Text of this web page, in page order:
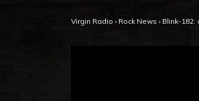
Virgin Radio › Rock News › Blink-